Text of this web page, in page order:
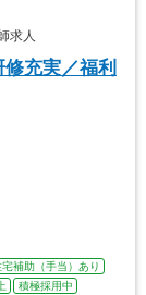
求人
充実／福利
宅補助（手当）あり
積極採用中